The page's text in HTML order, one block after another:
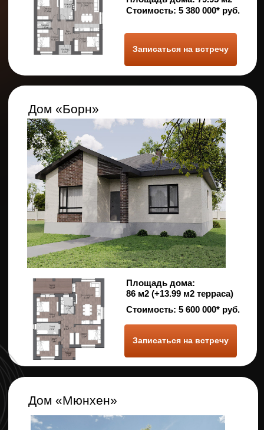
Записаться на встречу
Площадь дома:108.79 м²
Стоимость:6 450 000* руб.
Записаться на встречу
Дом «Скандинавский 3»
Стоимость: